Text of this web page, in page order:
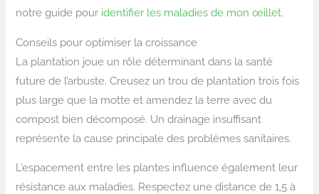
notre guide pour identifier les maladies de mon œillet.
Conseils pour optimiser la croissance
La plantation joue un rôle déterminant dans la santé
future de l’arbuste. Creusez un trou de plantation trois fois
plus large que la motte et amendez la terre avec du
compost bien décomposé. Un drainage insuffisant
représente la cause principale des problèmes sanitaires.
L’espacement entre les plantes influence également leur
résistance aux maladies. Respectez une distance de 1,5 à